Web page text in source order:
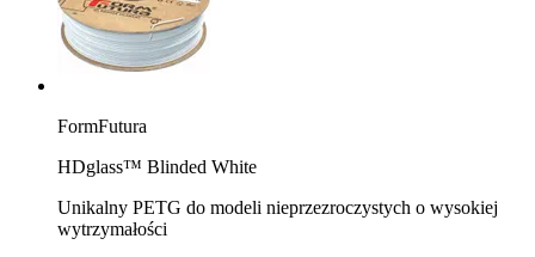
FormFutura
HDglass™ Blinded White
Unikalny PETG do modeli nieprzezroczystych o wysokiej
wytrzymałości